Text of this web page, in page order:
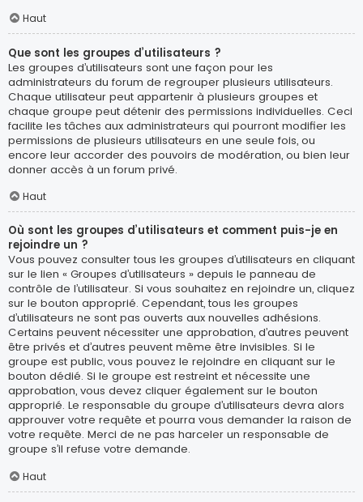
Haut
Que sont les groupes d’utilisateurs ?
Les groupes d’utilisateurs sont une façon pour les
administrateurs du forum de regrouper plusieurs utilisateurs.
Chaque utilisateur peut appartenir à plusieurs groupes et
chaque groupe peut détenir des permissions individuelles. Ceci
facilite les tâches aux administrateurs qui pourront modifier les
permissions de plusieurs utilisateurs en une seule fois, ou
encore leur accorder des pouvoirs de modération, ou bien leur
donner accès à un forum privé.
Haut
Où sont les groupes d’utilisateurs et comment puis-je en
rejoindre un ?
Vous pouvez consulter tous les groupes d’utilisateurs en cliquant
sur le lien « Groupes d’utilisateurs » depuis le panneau de
contrôle de l’utilisateur. Si vous souhaitez en rejoindre un, cliquez
sur le bouton approprié. Cependant, tous les groupes
d’utilisateurs ne sont pas ouverts aux nouvelles adhésions.
Certains peuvent nécessiter une approbation, d’autres peuvent
être privés et d’autres peuvent même être invisibles. Si le
groupe est public, vous pouvez le rejoindre en cliquant sur le
bouton dédié. Si le groupe est restreint et nécessite une
approbation, vous devez cliquer également sur le bouton
approprié. Le responsable du groupe d’utilisateurs devra alors
approuver votre requête et pourra vous demander la raison de
votre requête. Merci de ne pas harceler un responsable de
groupe s’il refuse votre demande.
Haut